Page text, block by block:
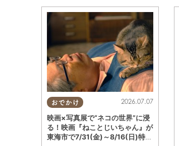
おでかけ 2026.07.07
映画×写真展で“ネコの世界”に浸
る！映画『ねことじいちゃん』が
東海市で7/31(金)～8/16(日)特別